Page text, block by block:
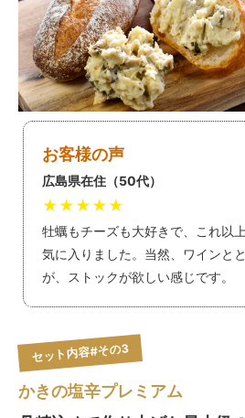
お客様の声
広島県在住（50代）
★★★★★
牡蠣もチーズも大好きで、これ以
気に入りました。当然、ワインと
が、ストックが欲しい感じです。
セット内容#その3
かきの塩辛プレミアム